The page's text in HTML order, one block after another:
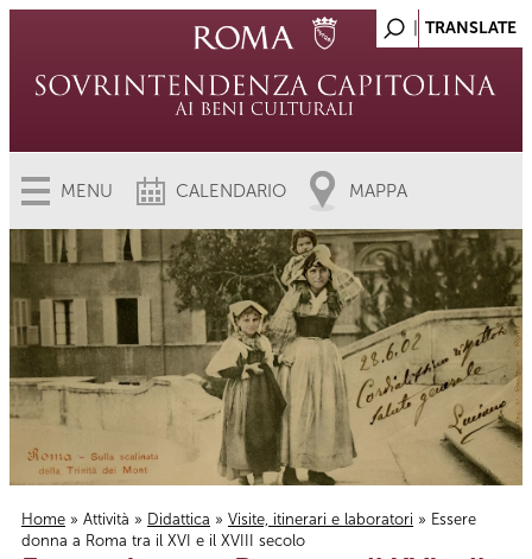
MENU CALENDARIO MAPPA
Tu sei qui
Home » Attività » Didattica » Visite, itinerari e laboratori » Essere
donna a Roma tra il XVI e il XVIII secolo